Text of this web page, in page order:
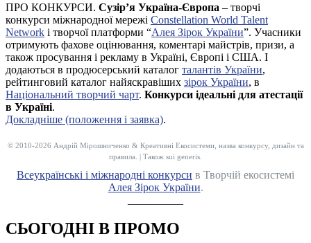
ПРО КОНКУРСИ. Сузір’я Україна-Європа – творчі
конкурси міжнародної мережі Constellation World Talent
Network і творчої платформи “Алея Зірок України”. Учасники
отримують фахове оцінювання, коментарі майстрів, призи, а
також просування і рекламу в Україні, Європі і США. І
додаються в продюсерський каталог талантів України,
рейтинговий каталог найяскравіших зірок України, в
Національний творчий чарт. Конкурси ідеальні для атестації
в Україні.
Докладніше (положення і заявка).
© 2010-2026 Андрій Мірошниченко & Креативні Екосистеми, назва конкурсу, дизайн та
правила. | Також sui generis.
Всеукраїнські і міжнародні конкурси в Творчій екосистемі
Алея Зірок України.
СЬОГОДНІ В ПРОМО